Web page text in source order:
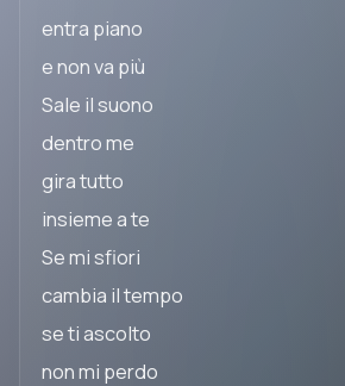
entra piano
e non va più
Sale il suono
dentro me
gira tutto
insieme a te
Se mi sfiori
cambia il tempo
se ti ascolto
non mi perdo